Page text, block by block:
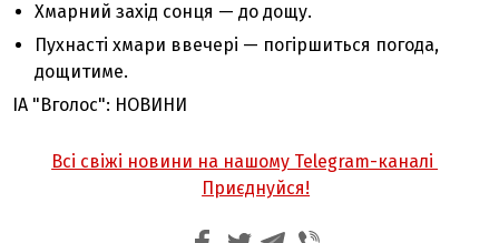
Хмарний захід сонця — до дощу.
Пухнасті хмари ввечері — погіршиться погода,
дощитиме.
ІА "Вголос": НОВИНИ
Всі свіжі новини на нашому Telegram-каналі
Приєднуйся!